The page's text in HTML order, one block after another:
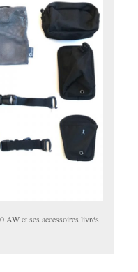
AW et ses accessoires livrés